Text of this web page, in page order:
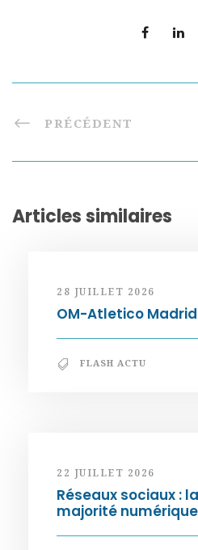
PRÉCÉDENT
Articles similaires
28 JUILLET 2026
OM-Atletico
FLASH ACTU
22 JUILLET 2026
Réseaux sociaux :
majorité numérique